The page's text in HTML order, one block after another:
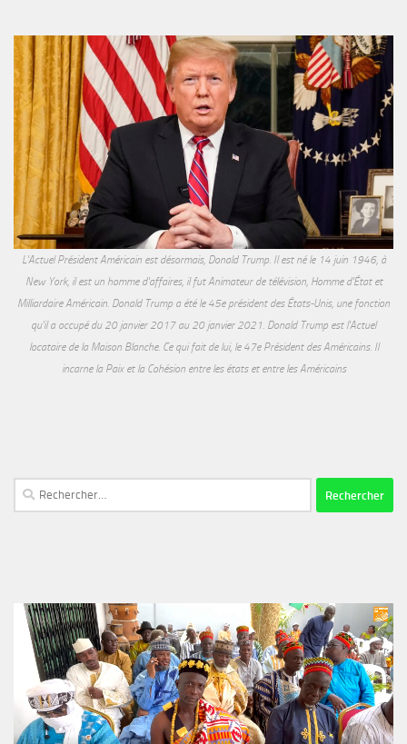
L'Actuel Président Américain est désormais, Donald Trump. Il est né le 14 juin 1946, à
New York, il est un homme d'affaires, il fut Animateur de télévision, Homme d'État et
Milliardaire Américain. Donald Trump a été le 45e président des États-Unis, une fonction
qu'il a occupé du 20 janvier 2017 au 20 janvier 2021. Donald Trump est l'Actuel
locataire de la Maison Blanche. Ce qui fait de lui, le 47e Président des Américains. Il
incarne la Paix et la Cohésion entre les états et entre les Américains
Rechercher :